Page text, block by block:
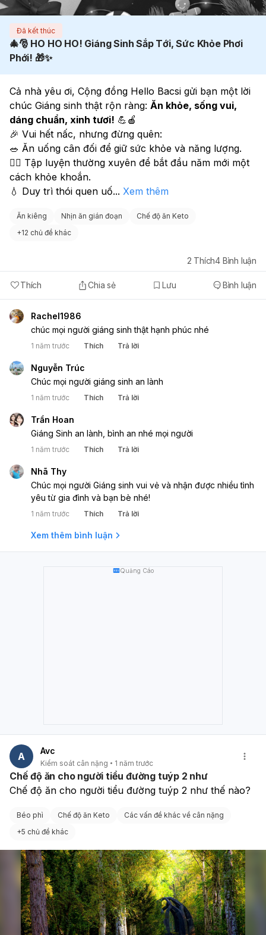
Đã kết thúc
🎄🎅 HO HO HO! Giáng Sinh Sắp Tới, Sức Khỏe Phơi
Phới! 🎁✨
Cả nhà yêu ơi, Cộng đồng Hello Bacsi gửi bạn một lời
chúc Giáng sinh thật rộn ràng: Ăn khỏe, sống vui,
dáng chuẩn, xinh tươi! 💪🍎
🎉 Vui hết nấc, nhưng đừng quên:
🥗 Ăn uống cân đối để giữ sức khỏe và năng lượng.
🏃‍♀️ Tập luyện thường xuyên để bắt đầu năm mới một
cách khỏe khoắn.
💧 Duy trì thói quen uố... Xem thêm
Ăn kiêng Nhịn ăn gián đoạn
Chế độ ăn Keto
+12 chủ đề khác
Thích Chia sẻ Lưu Bình luận
2 Thích4 Bình luận
Rachel1986
chúc mọi người giáng sinh thật hạnh phúc nhé
1 năm trước Thích Trả lời
Nguyễn Trúc
Chúc mọi người giáng sinh an lành
1 năm trước Thích Trả lời
Trần Hoan
Giáng Sinh an lành, bình an nhé mọi người
1 năm trước Thích Trả lời
Nhã Thy
Chúc mọi người Giáng sinh vui vẻ và nhận được nhiều tình
yêu từ gia đình và bạn bè nhé!
1 năm trước Thích Trả lời
Xem thêm bình luận
Quảng Cáo
A Avc
Kiểm soát cân nặng 1 năm trước
Chế độ ăn cho người tiểu đường tuýp 2 như
Chế độ ăn cho người tiểu đường tuýp 2 như thế nào?
Béo phì Chế độ ăn Keto
Các vấn đề khác về cân nặng
+5 chủ đề khác